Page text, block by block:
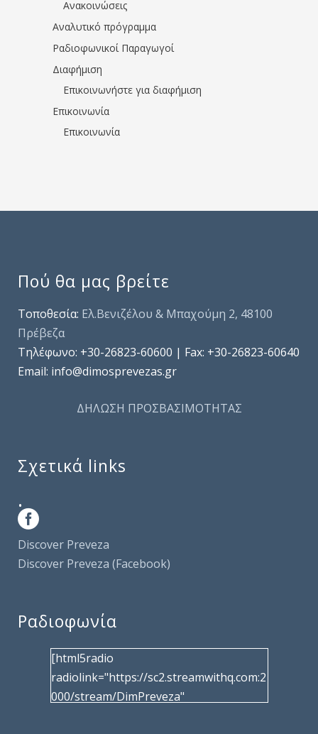
Ανακοινώσεις
Αναλυτικό πρόγραμμα
Ραδιοφωνικοί Παραγωγοί
Διαφήμιση
Επικοινωνήστε για διαφήμιση
Επικοινωνία
Επικοινωνία
Πού θα μας βρείτε
Τοποθεσία: Ελ.Βενιζέλου & Μπαχούμη 2, 48100
Πρέβεζα
Τηλέφωνo: +30-26823-60600 | Fax: +30-26823-60640
Email: info@dimosprevezas.gr
ΔΗΛΩΣΗ ΠΡΟΣΒΑΣΙΜΟΤΗΤΑΣ
Σχετικά links
.
Discover Preveza
Discover Preveza (Facebook)
Ραδιοφωνία
[html5radio
radiolink="https://sc2.streamwithq.com:2
000/stream/DimPreveza"